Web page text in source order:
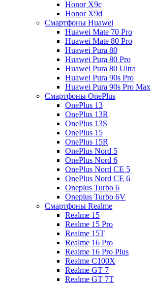
Honor X9c
Honor X9d
Смартфоны Huawei
Huawei Mate 70 Pro
Huawei Mate 80 Pro
Huawei Pura 80
Huawei Pura 80 Pro
Huawei Pura 80 Ultra
Huawei Pura 90s Pro
Huawei Pura 90s Pro Max
Смартфоны OnePlus
OnePlus 13
OnePlus 13R
OnePlus 13S
OnePlus 15
OnePlus 15R
OnePlus Nord 5
OnePlus Nord 6
OnePlus Nord CE 5
OnePlus Nord CE 6
Oneplus Turbo 6
Oneplus Turbo 6V
Смартфоны Realme
Realme 15
Realme 15 Pro
Realme 15T
Realme 16 Pro
Realme 16 Pro Plus
Realme C100X
Realme GT 7
Realme GT 7T